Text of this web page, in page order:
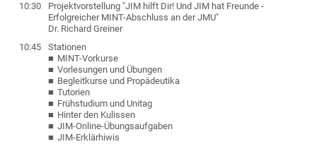
10:30
Projektvorstellung "JIM hilft Dir! Und JIM hat Freunde -
Erfolgreicher MINT-Abschluss an der JMU"
Dr. Richard Greiner
10:45
Stationen
MINT-Vorkurse
Vorlesungen und Übungen
Begleitkurse und Propädeutika
Tutorien
Frühstudium und Unitag
Hinter den Kulissen
JIM-Online-Übungsaufgaben
JIM-Erklärhiwis